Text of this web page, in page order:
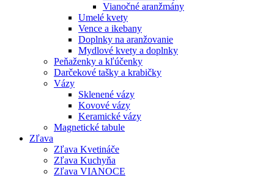
Vianočné aranžmány
Umelé kvety
Vence a ikebany
Doplnky na aranžovanie
Mydlové kvety a doplnky
Peňaženky a kľúčenky
Darčekové tašky a krabičky
Vázy
Sklenené vázy
Kovové vázy
Keramické vázy
Magnetické tabule
Zľava
Zľava Kvetináče
Zľava Kuchyňa
Zľava VIANOCE